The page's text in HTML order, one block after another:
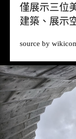
僅展示三位
建築、展示
source by